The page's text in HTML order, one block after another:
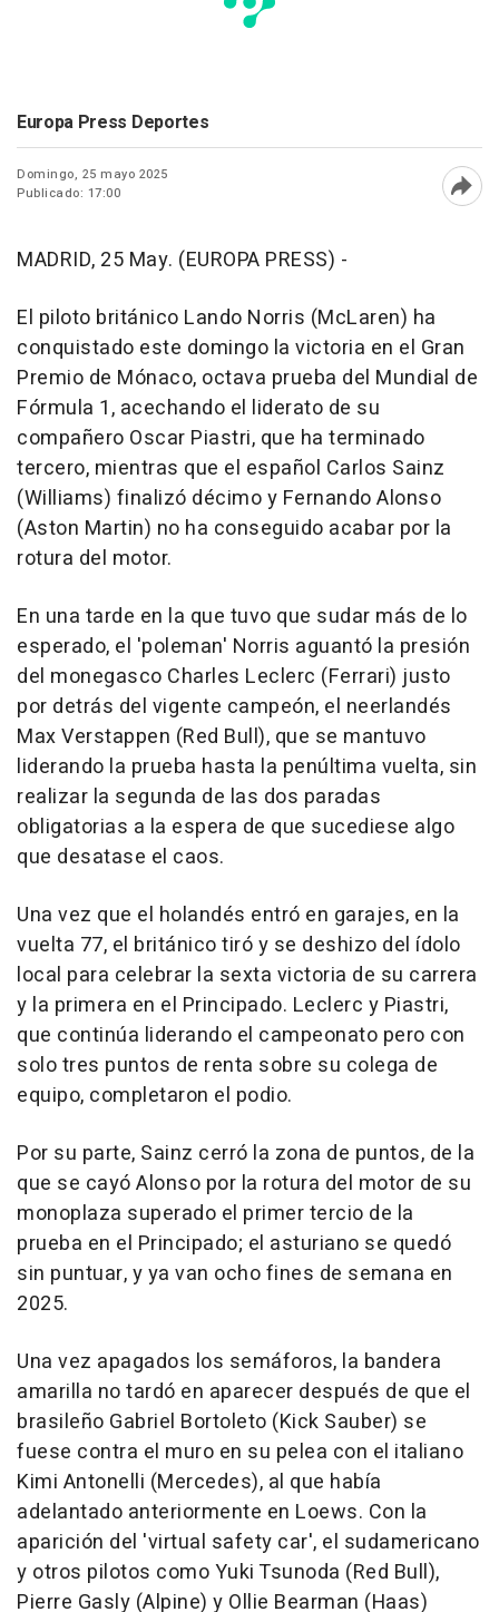
Europa Press Deportes
Domingo, 25 mayo 2025
Publicado: 17:00
MADRID, 25 May. (EUROPA PRESS) -
El piloto británico Lando Norris (McLaren) ha
conquistado este domingo la victoria en el Gran
Premio de Mónaco, octava prueba del Mundial de
Fórmula 1, acechando el liderato de su
compañero Oscar Piastri, que ha terminado
tercero, mientras que el español Carlos Sainz
(Williams) finalizó décimo y Fernando Alonso
(Aston Martin) no ha conseguido acabar por la
rotura del motor.
En una tarde en la que tuvo que sudar más de lo
esperado, el 'poleman' Norris aguantó la presión
del monegasco Charles Leclerc (Ferrari) justo
por detrás del vigente campeón, el neerlandés
Max Verstappen (Red Bull), que se mantuvo
liderando la prueba hasta la penúltima vuelta, sin
realizar la segunda de las dos paradas
obligatorias a la espera de que sucediese algo
que desatase el caos.
Una vez que el holandés entró en garajes, en la
vuelta 77, el británico tiró y se deshizo del ídolo
local para celebrar la sexta victoria de su carrera
y la primera en el Principado. Leclerc y Piastri,
que continúa liderando el campeonato pero con
solo tres puntos de renta sobre su colega de
equipo, completaron el podio.
Por su parte, Sainz cerró la zona de puntos, de la
que se cayó Alonso por la rotura del motor de su
monoplaza superado el primer tercio de la
prueba en el Principado; el asturiano se quedó
sin puntuar, y ya van ocho fines de semana en
2025.
Una vez apagados los semáforos, la bandera
amarilla no tardó en aparecer después de que el
brasileño Gabriel Bortoleto (Kick Sauber) se
fuese contra el muro en su pelea con el italiano
Kimi Antonelli (Mercedes), al que había
adelantado anteriormente en Loews. Con la
aparición del 'virtual safety car', el sudamericano
y otros pilotos como Yuki Tsunoda (Red Bull),
Pierre Gasly (Alpine) y Ollie Bearman (Haas)